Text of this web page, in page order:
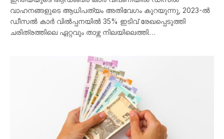
വാഹനങ്ങളുടെ ആധിപത്യം അതിവേഗം കുറയുന്നു, 2023-ൽ
ഡീസൽ കാർ വിൽപ്പനയിൽ 35% ഇടിവ് രേഖപ്പെടുത്തി
ചരിത്രത്തിലെ ഏറ്റവും താഴ്ന്ന നിലയിലെത്തി.…